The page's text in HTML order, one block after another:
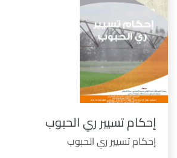
إحكام تسيير ري الحبوب
إحكام تسيير ري الحبوب